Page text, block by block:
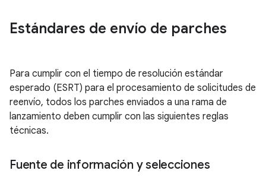
Estándares de envío de parches
Para cumplir con el tiempo de resolución estándar
esperado (ESRT) para el procesamiento de solicitudes de
reenvío, todos los parches enviados a una rama de
lanzamiento deben cumplir con las siguientes reglas
técnicas.
Fuente de información y selecciones